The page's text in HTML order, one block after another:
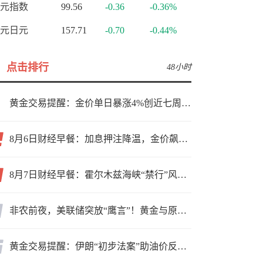
指数 99.56 -0.36 -0.36%
日元 157.71 -0.70 -0.44%
点击排行 48小时
黄金交易提醒：金价单日暴涨4%创近七周新高，加息预期降温叠加霍尔木兹“暂停信号”，牛市重启了？
8月6日财经早餐：加息押注降温，金价飙升至近两个月高位，地缘缓和预期，美油75关口拉锯
8月7日财经早餐：霍尔木兹海峡“禁行”风波再起，油价急涨金价承压，非农夜市场博弈加剧
非农前夜，美联储突放“鹰言”！黄金与原油为何联手反攻？
黄金交易提醒：伊朗“初步法案”助油价反弹逾3%，金价小幅承压，非农重磅来袭！